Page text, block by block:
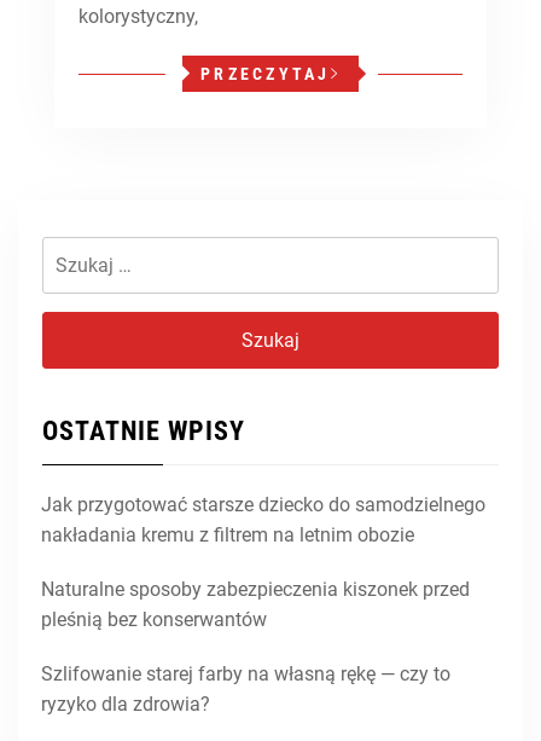
kolorystyczny,
PRZECZYTAJ
Szukaj:
OSTATNIE WPISY
Jak przygotować starsze dziecko do samodzielnego
nakładania kremu z filtrem na letnim obozie
Naturalne sposoby zabezpieczenia kiszonek przed
pleśnią bez konserwantów
Szlifowanie starej farby na własną rękę — czy to
ryzyko dla zdrowia?